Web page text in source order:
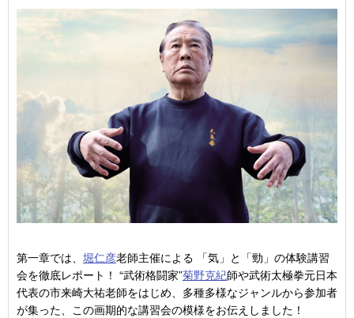
第一章では、 堀仁彦老師主催による 「気」と「勁」の体験講習
会を徹底レポート！ “武術格闘家”菊野克紀師や武術太極拳元日本
代表の市来崎大祐老師をはじめ、多種多様なジャンルから参加者
が集った、この画期的な講習会の模様をお伝えしました！